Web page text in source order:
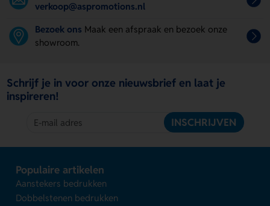
verkoop@aspromotions.nl
Bezoek ons Maak een afspraak en bezoek onze
showroom.
Schrijf je in voor onze nieuwsbrief en laat je
inspireren!
INSCHRIJVEN
Populaire artikelen
Aanstekers bedrukken
Dobbelstenen bedrukken